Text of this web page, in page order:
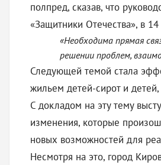
полпред, сказав, что
«Защитники Отечества», в
«Необходима прямая
решении проблем,
Следующей темой стала
жильем детей-сирот и
С докладом на эту тему
изменения, которые
новых возможностей для
Несмотря на это, город